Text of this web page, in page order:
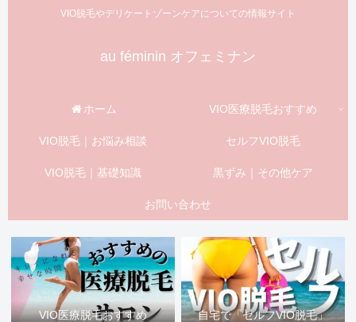
VIO脱毛やデリケートゾーンケアについての情報サイト
au féminin オフェミナン
ホーム VIO医療脱毛おすすめ
VIO脱毛｜お悩み相談 セルフVIO脱毛
VIO脱毛｜基礎知識 黒ずみ｜その他ケア
お問い合わせ
VIO医療脱毛おすすめ 自宅で「セルフVIO脱毛」